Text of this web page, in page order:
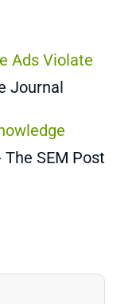
Ads Violate
Journal
The SEM Post